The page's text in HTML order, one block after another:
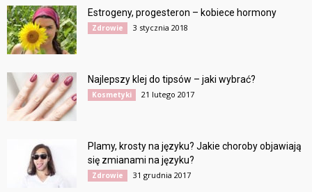
Estrogeny, progesteron – kobiece hormony
Zdrowie 3 stycznia 2018
Najlepszy klej do tipsów – jaki wybrać?
Kosmetyki 21 lutego 2017
Plamy, krosty na języku? Jakie choroby objawiają
się zmianami na języku?
Zdrowie 31 grudnia 2017